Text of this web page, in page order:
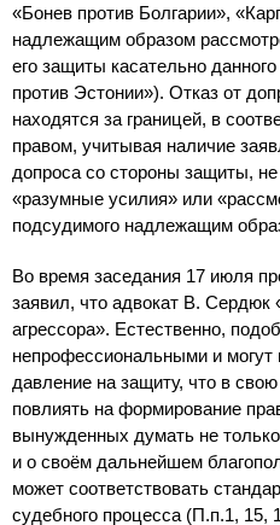
«Бонев против Болгарии»,
надлежащим образом
его защиты касательно
против Эстонии»). Отказ от
находятся за границей, в
правом, учитывая наличие
допроса со стороны защиты,
«разумные усилия» или
подсудимого надлежащим
Во время заседания 17 июля
заявил, что адвокат В. Сердюк
агрессора». Естественно,
непрофессиональными и могут
давление на защиту, что в
повлиять на формирование
вынужденных думать не
и о своём дальнейшем
может соответствовать
судебного процесса (П.п.1, 15,